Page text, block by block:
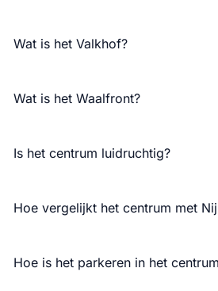
Wat is het Valkhof?
Wat is het Waalfront?
Is het centrum luidruchtig?
Hoe vergelijkt het centrum met
Hoe is het parkeren in het